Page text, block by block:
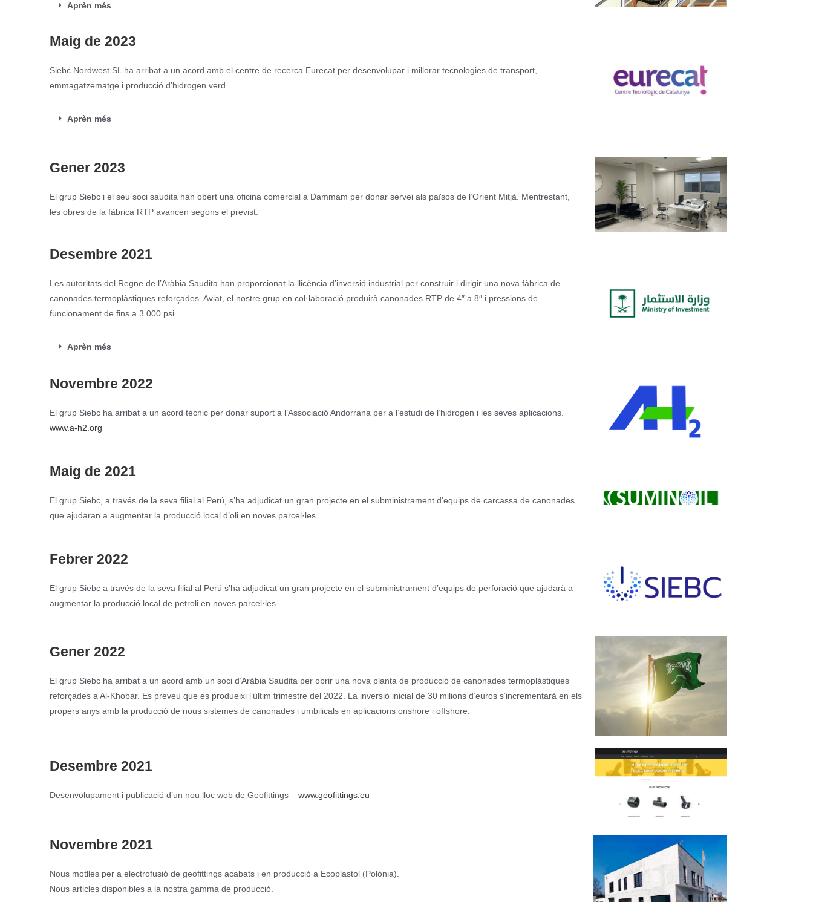
Aprèn més
Maig de 2023
Siebc Nordwest SL ha arribat a un acord amb el centre de recerca Eurecat per desenvolupar i millorar tecnologies de transport,
emmagatzematge i producció d’hidrogen verd.
Aprèn més
Gener 2023
El grup Siebc i el seu soci saudita han obert una oficina comercial a Dammam per donar servei als països de l’Orient Mitjà. Mentrestant,
les obres de la fàbrica RTP avancen segons el previst.
Desembre 2021
Les autoritats del Regne de l’Aràbia Saudita han proporcionat la llicència d’inversió industrial per construir i dirigir una nova fàbrica de
canonades termoplàstiques reforçades. Aviat, el nostre grup en col·laboració produirà canonades RTP de 4″ a 8″ i pressions de
funcionament de fins a 3.000 psi.
Aprèn més
Novembre 2022
El grup Siebc ha arribat a un acord tècnic per donar suport a l’Associació Andorrana per a l’estudi de l’hidrogen i les seves aplicacions.
www.a-h2.org
Maig de 2021
El grup Siebc, a través de la seva filial al Perú, s’ha adjudicat un gran projecte en el subministrament d’equips de carcassa de canonades
que ajudaran a augmentar la producció local d’oli en noves parcel·les.
Febrer 2022
El grup Siebc a través de la seva filial al Perú s’ha adjudicat un gran projecte en el subministrament d’equips de perforació que ajudarà a
augmentar la producció local de petroli en noves parcel·les.
Gener 2022
El grup Siebc ha arribat a un acord amb un soci d’Aràbia Saudita per obrir una nova planta de producció de canonades termoplàstiques
reforçades a Al-Khobar. Es preveu que es produeixi l’últim trimestre del 2022. La inversió inicial de 30 milions d’euros s’incrementarà en els
propers anys amb la producció de nous sistemes de canonades i umbilicals en aplicacions onshore i offshore.
Desembre 2021
Desenvolupament i publicació d’un nou lloc web de Geofittings – www.geofittings.eu
Novembre 2021
Nous motlles per a electrofusió de geofittings acabats i en producció a Ecoplastol (Polònia).
Nous articles disponibles a la nostra gamma de producció.